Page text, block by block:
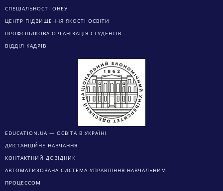
СПЕЦІАЛЬНОСТІ ОНЕУ
ЦЕНТР ПІДВИЩЕННЯ ЯКОСТІ ОСВІТИ
ПРОФСПІЛКОВА ОРГАНІЗАЦІЯ СТУДЕНТІВ
ВІДДІЛ КАДРІВ
EDUCATION.UA — ОСВІТА В УКРАЇНІ
ДИСТАНЦІЙНЕ НАВЧАННЯ
КОНТАКТНИЙ ДОВІДНИК
АВТОМАТИЗОВАНА СИСТЕМА УПРАВЛІННЯ НАВЧАЛЬНИМ
ПРОЦЕССОМ